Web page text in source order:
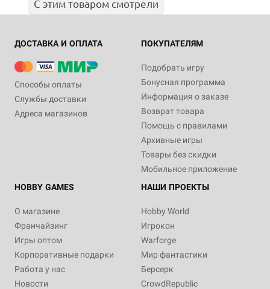
С этим товаром смотрели
ДОСТАВКА И ОПЛАТА
Способы оплаты
Службы доставки
Адреса магазинов
ПОКУПАТЕЛЯМ
Подобрать игру
Бонусная программа
Информация о заказе
Возврат товара
Помощь с правилами
Архивные игры
Товары без скидки
Мобильное приложение
HOBBY GAMES
О магазине
Франчайзинг
Игры оптом
Корпоративные подарки
Работа у нас
Новости
НАШИ ПРОЕКТЫ
Hobby World
Игрокон
Warforge
Мир фантастики
Берсерк
CrowdRepublic